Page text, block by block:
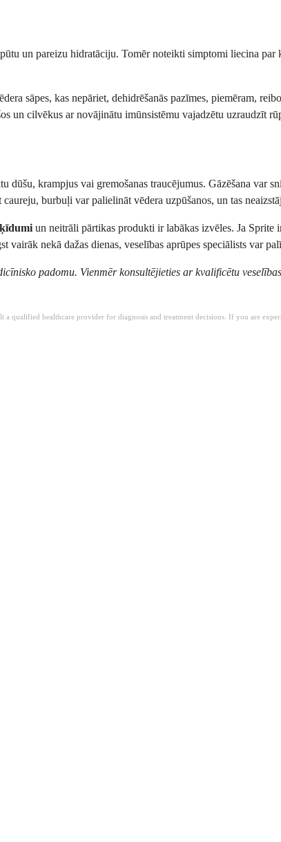
un pareizu hidratāciju. Tomēr noteikti simptomi liecina par
sāpes, kas nepāriet, dehidrēšanās pazīmes, piemēram,
un cilvēkus ar novājinātu imūnsistēmu vajadzētu uzraudzīt
dūšu, krampjus vai gremošanas traucējumus. Gāzēšana var
burbuļi var palielināt vēdera uzpūšanos, un tas
un neitrāli pārtikas produkti ir labākas izvēles. Ja
nekā dažas dienas, veselības aprūpes speciālists var
padomu. Vienmēr konsultējieties ar kvalificētu
qualified healthcare provider for diagnosis and treatment decisions. If you are